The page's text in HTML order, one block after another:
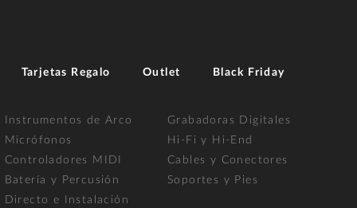
Tarjetas Regalo Outlet Black Friday
Instrumentos de Arco
Micrófonos
Controladores MIDI
Batería y Percusión
Directo e Instalación
Grabadoras Digitales
Hi-Fi y Hi-End
Cables y Conectores
Soportes y Pies